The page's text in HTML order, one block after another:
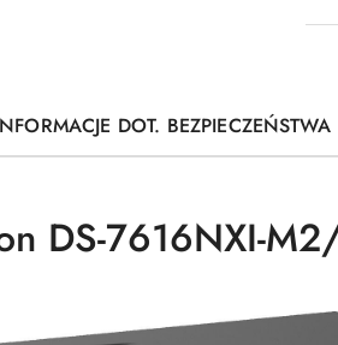
DOT. BEZPIECZEŃSTWA
DS-7616NXI-